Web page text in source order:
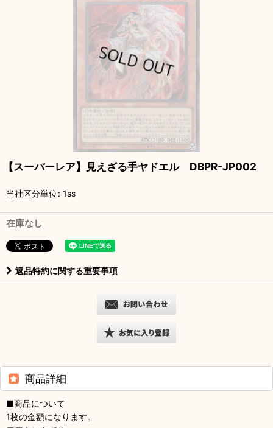
【スーパーレア】見えざる手ヤドエル DBPR-JP002
当社区分単位: 1ss
在庫なし
返品特約に関する重要事項
商品詳細
■商品について
1枚の金額になります。